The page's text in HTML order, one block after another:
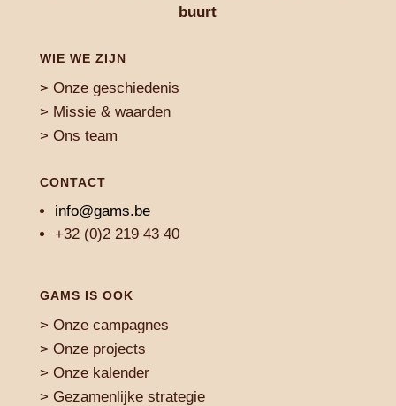
buurt
WIE WE ZIJN
> Onze geschiedenis
> Missie & waarden
> Ons team
CONTACT
info@gams.be
+32 (0)2 219 43 40
GAMS IS OOK
> Onze campagnes
> Onze projects
> Onze kalender
> Gezamenlijke strategie